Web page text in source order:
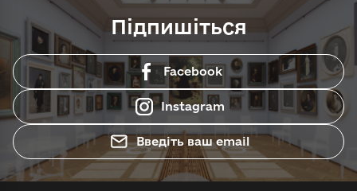
Підпишіться
Facebook
Instagram
Введіть ваш email